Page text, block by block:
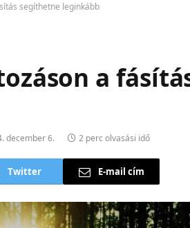
segíthetne leginkább
a
december 6. 2 perc olvasási idő
Twitter E-mail cím